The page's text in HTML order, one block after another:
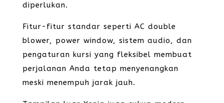
diperlukan.
Fitur-fitur standar seperti AC double
blower, power window, sistem audio, dan
pengaturan kursi yang fleksibel membuat
perjalanan Anda tetap menyenangkan
meski menempuh jarak jauh.